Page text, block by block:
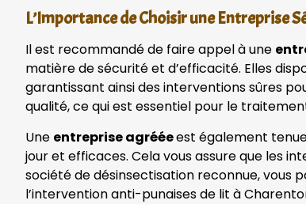
L’Importance de Choisir une Entreprise
Il est recommandé de faire appel à une
matière de sécurité et d’efficacité. Elles
garantissant ainsi des interventions sûres
qualité, ce qui est essentiel pour le
Une entreprise agrééeest également
jour et efficaces. Cela vous assure que les
société de désinsectisation reconnue, vous
l’intervention anti-punaises de lit à